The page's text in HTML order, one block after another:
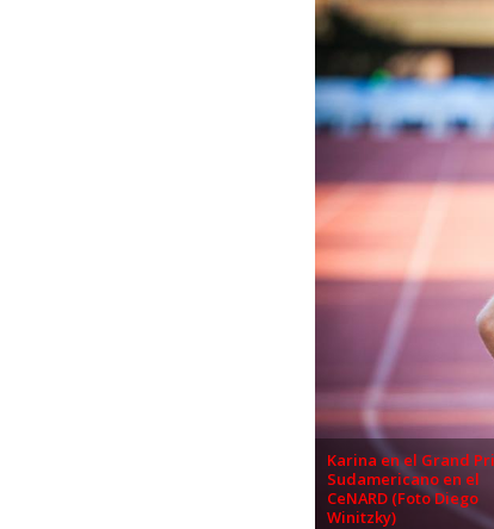
Karina en el Grand
Sudamericano en el
CeNARD (Foto Diego
Winitzky)